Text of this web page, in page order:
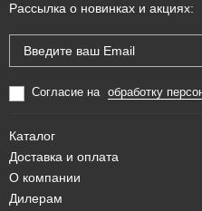
Рассылка о новинках и акциях:
Согласие на обработку
Каталог
Доставка и оплата
О компании
Дилерам